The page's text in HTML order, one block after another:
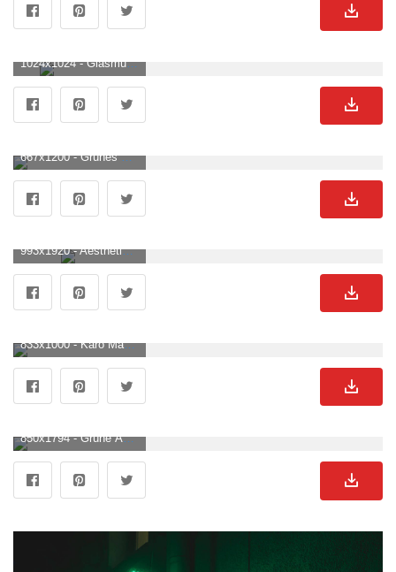
1024x1024 - Glasmurmel 35mm grün. Grüner Hintergrundbild für Handy.
667x1200 - Grünes Herz Wallpaper KOSTENLOS. Grüner Hintergrund .
993x1920 - Aesthetic- Green. Grüner Hintergrundbild für Handy.
833x1000 - Karo Mania Grid Grün WALLPAPER.COM & Foto Tapeten Von Renommierten Designern. Gestalte Deine Eigene Fototapete In Unserem Tapetenshop. Hochwertige Design Wallpaper, Trend Und Luxustapeten Für Heim & Gewerbe. Grüner Bild.
850x1794 - Grüne Ästhetik Im Jahr Grüner ästhetischer Frühling HD Handy Hintergrundbild. Grüner Hintergrundbild.